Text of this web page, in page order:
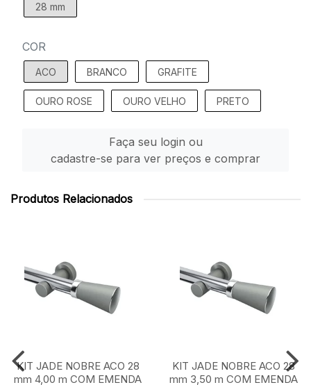
28 mm
COR
ACO BRANCO GRAFITE
OURO ROSE OURO VELHO PRETO
Faça seu login ou
cadastre-se para ver preços e comprar
Produtos Relacionados
KIT JADE NOBRE ACO 28
mm 4,00 m COM EMENDA
KIT JADE NOBRE ACO 28
mm 3,50 m COM EMENDA